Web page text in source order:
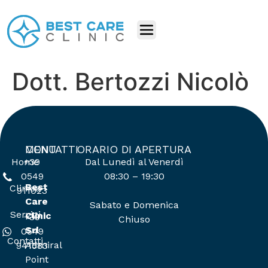
Dott. Bertozzi Nicolò
Best
Care
Clinic
Srl
Admiral
Point
MENU
Home
Clinica
Servizi
Contatti
CONTATTI
+39
0549
911023
+39
0549
941583
ORARIO DI APERTURA
Dal Lunedì al Venerdì
08:30 – 19:30
Sabato e Domenica
Chiuso